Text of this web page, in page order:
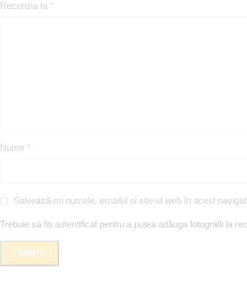
Recenzia ta *
Nume *
Salvează-mi numele, emailul și site-ul web în acest
Trebuie să fiți autentificat pentru a putea adăuga fotografii la